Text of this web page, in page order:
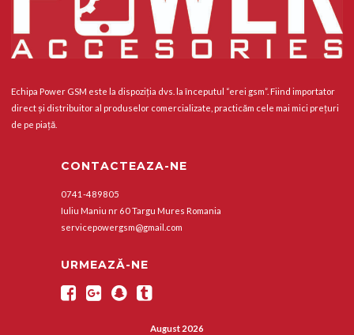
Echipa Power GSM este la dispoziția dvs. la începutul “erei gsm”. Fiind importator
direct și distribuitor al produselor comercializate, practicăm cele mai mici prețuri
de pe piață.
CONTACTEAZA-NE
0741-489805
Iuliu Maniu nr 60 Targu Mures Romania
servicepowergsm@gmail.com
URMEAZĂ-NE
August 2026